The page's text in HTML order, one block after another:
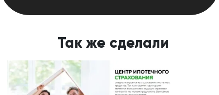
Так же сделали